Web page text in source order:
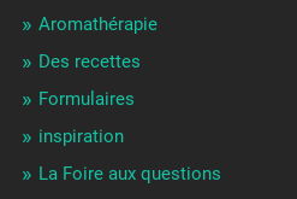
Aromathérapie
Des recettes
Formulaires
inspiration
La Foire aux questions